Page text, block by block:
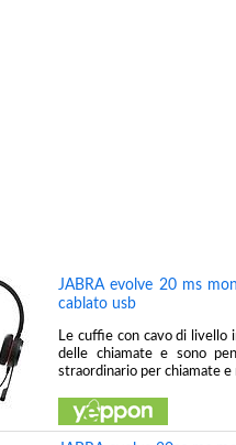
JABRA evolve 20 ms
cablato usb
Le cuffie con cavo di livello
delle chiamate e sono
straordinario per chiamate e